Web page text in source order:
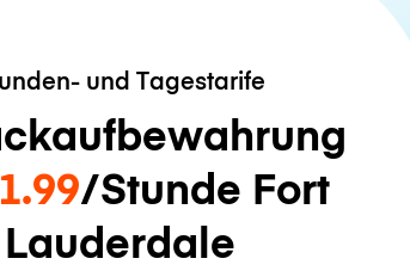
und Tagestarife
/Stunde Fort
Lauderdale